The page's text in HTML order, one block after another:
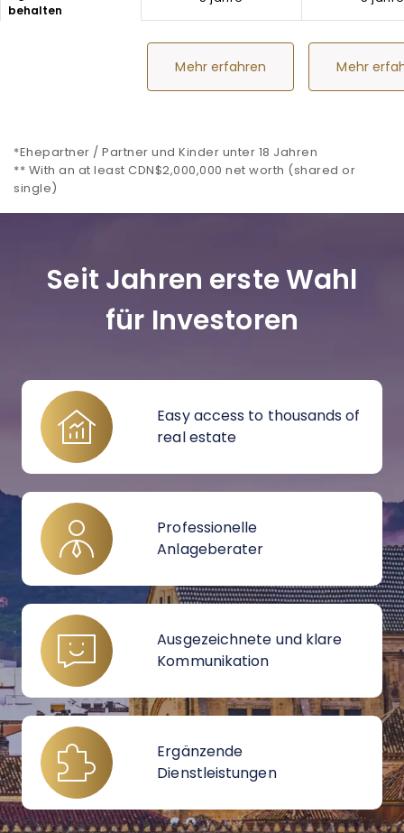
behalten
Mehr erfahren Mehr
*Ehepartner / Partner und Kinder unter 18 Jahren
** With an at least CDN$2,000,000 net worth (shared or
single)
Seit Jahren erste Wahl
für Investoren
Easy access to thousands of
real estate
Professionelle
Anlageberater
Ausgezeichnete und klare
Kommunikation
Ergänzende
Dienstleistungen